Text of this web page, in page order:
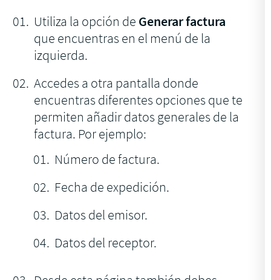
Utiliza la opción de Generar factura
que encuentras en el menú de la
izquierda.
Accedes a otra pantalla donde
encuentras diferentes opciones que te
permiten añadir datos generales de la
factura. Por ejemplo:
Número de factura.
Fecha de expedición.
Datos del emisor.
Datos del receptor.